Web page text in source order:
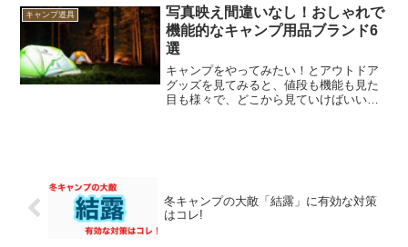
ていきます。車1台の収納も限りがありま
すので本当に必要な...
キャンプ道具
写真映え間違いなし！おしゃれで
機能的なキャンプ用品ブランド6
選
キャンプをやってみたい！とアウトドア
グッズを見てみると、値段も機能も見た
目も様々で、どこから見ていけばいいか
冬キャンプの大敵「結露」に有効な対策
はコレ!